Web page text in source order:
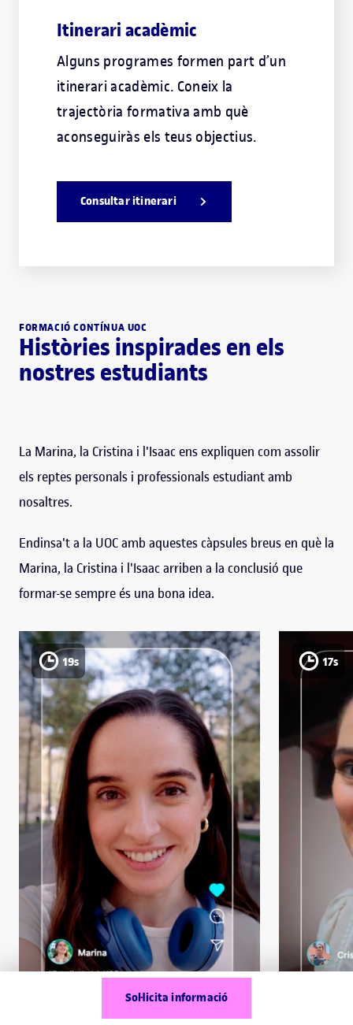
Sol·licita informació
Itinerari acadèmic
Alguns programes formen part d’un
itinerari acadèmic. Coneix la
trajectòria formativa amb què
aconseguiràs els teus objectius.
Consultar itinerari
FORMACIÓ CONTÍNUA UOC
Històries inspirades en els
nostres estudiants
La Marina, la Cristina i l'Isaac ens expliquen com assolir
els reptes personals i professionals estudiant amb
nosaltres.
Endinsa't a la UOC amb aquestes càpsules breus en què la
Marina, la Cristina i l'Isaac arriben a la conclusió que
formar-se sempre és una bona idea.
19s 17s